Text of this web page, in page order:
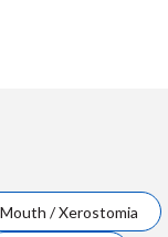
/ Xerostomia